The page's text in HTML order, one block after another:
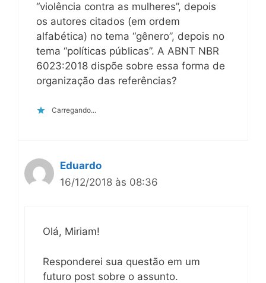
“violência contra as mulheres”, depois
os autores citados (em ordem
alfabética) no tema “gênero”, depois no
tema “políticas públicas”. A ABNT NBR
6023:2018 dispõe sobre essa forma de
organização das referências?
Carregando...
Eduardo
16/12/2018 às 08:36
Olá, Miriam!
Responderei sua questão em um
futuro post sobre o assunto.